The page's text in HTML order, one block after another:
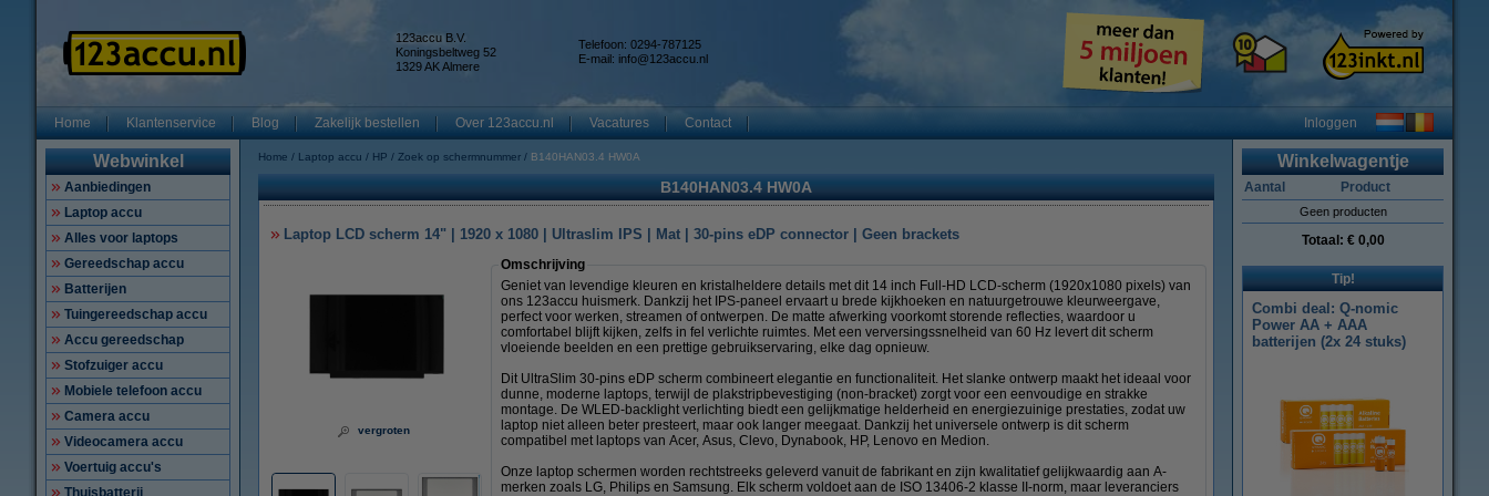
123accu B.V.
Koningsbeltweg 52
1329 AK Almere
Telefoon: 0294-787125
E-mail: info@123accu.nl
Home Klantenservice Blog Zakelijk bestellen Over 123accu.nl Vacatures Contact Inloggen
Webwinkel
Aanbiedingen
Laptop accu
Alles voor laptops
Gereedschap accu
Batterijen
Tuingereedschap accu
Accu gereedschap
Stofzuiger accu
Mobiele telefoon accu
Camera accu
Videocamera accu
Voertuig accu's
Thuisbatterij
Home Laptop accu HP Zoek op schermnummer B140HAN03.4 HW0A
B140HAN03.4 HW0A
Laptop LCD scherm 14" | 1920 x 1080 | Ultraslim IPS | Mat | 30-pins eDP connector | Geen brackets
vergroten
Omschrijving
Geniet van levendige kleuren en kristalheldere details met dit 14 inch Full-HD LCD-scherm (1920x1080 pixels) van
ons 123accu huismerk. Dankzij het IPS-paneel ervaart u brede kijkhoeken en natuurgetrouwe kleurweergave,
perfect voor werken, streamen of ontwerpen. De matte afwerking voorkomt storende reflecties, waardoor u
comfortabel blijft kijken, zelfs in fel verlichte ruimtes. Met een verversingssnelheid van 60 Hz levert dit scherm
vloeiende beelden en een prettige gebruikservaring, elke dag opnieuw.
Dit UltraSlim 30-pins eDP scherm combineert elegantie en functionaliteit. Het slanke ontwerp maakt het ideaal voor
dunne, moderne laptops, terwijl de plakstripbevestiging (non-bracket) zorgt voor een eenvoudige en strakke
montage. De WLED-backlight verlichting biedt een gelijkmatige helderheid en energiezuinige prestaties, zodat uw
laptop niet alleen beter presteert, maar ook langer meegaat. Dankzij het universele ontwerp is dit scherm
compatibel met laptops van Acer, Asus, Clevo, Dynabook, HP, Lenovo en Medion.
Onze laptop schermen worden rechtstreeks geleverd vanuit de fabrikant en zijn kwalitatief gelijkwaardig aan A-
merken zoals LG, Philips en Samsung. Elk scherm voldoet aan de ISO 13406-2 klasse II-norm, maar leveranciers
Winkelwagentje
Aantal Product
Geen producten
Totaal: € 0,00
Tip!
Combi deal: Q-nomic
Power AA + AAA
batterijen (2x 24 stuks)